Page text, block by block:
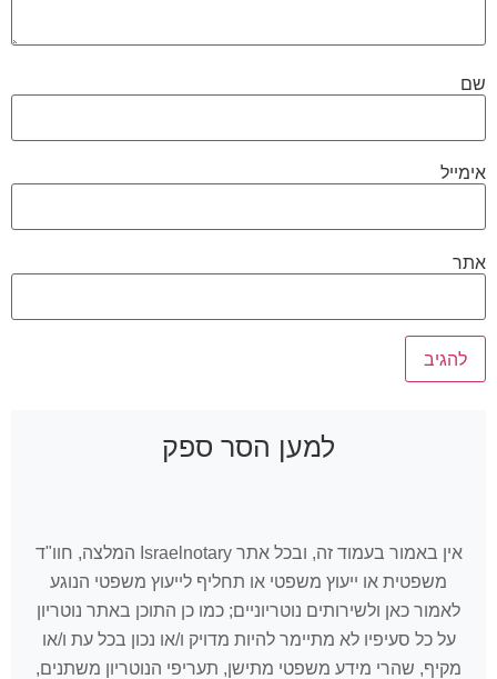
שם
אימייל
אתר
למען הסר ספק
אין באמור בעמוד זה, ובכל אתר Israelnotary המלצה, חוו"ד
משפטית או ייעוץ משפטי או תחליף לייעוץ משפטי הנוגע
לאמור כאן ולשירותים נוטריוניים; כמו כן התוכן באתר נוטריון
על כל סעיפיו לא מתיימר להיות מדויק ו/או נכון בכל עת ו/או
מקיף, שהרי מידע משפטי מתישן, תעריפי הנוטריון משתנים,